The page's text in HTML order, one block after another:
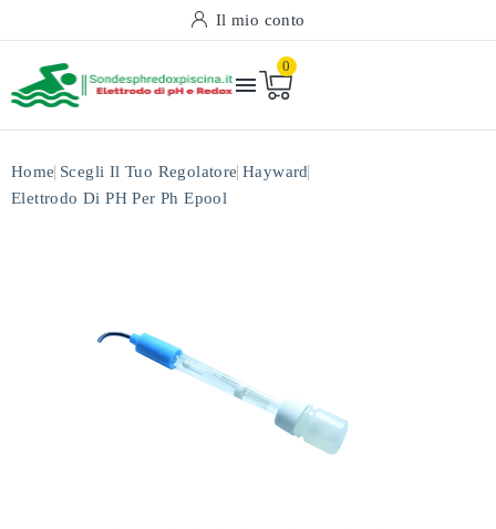
Il mio conto

0
Home Scegli Il Tuo Regolatore Hayward
Elettrodo Di PH Per Ph Epool